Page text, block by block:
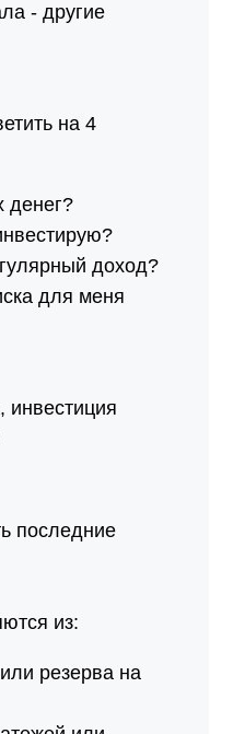
- другие
на 4
денег?
доход?
для меня
инвестиция
последние
из:
резерва на